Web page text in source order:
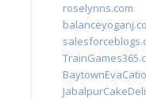
roselynns.com